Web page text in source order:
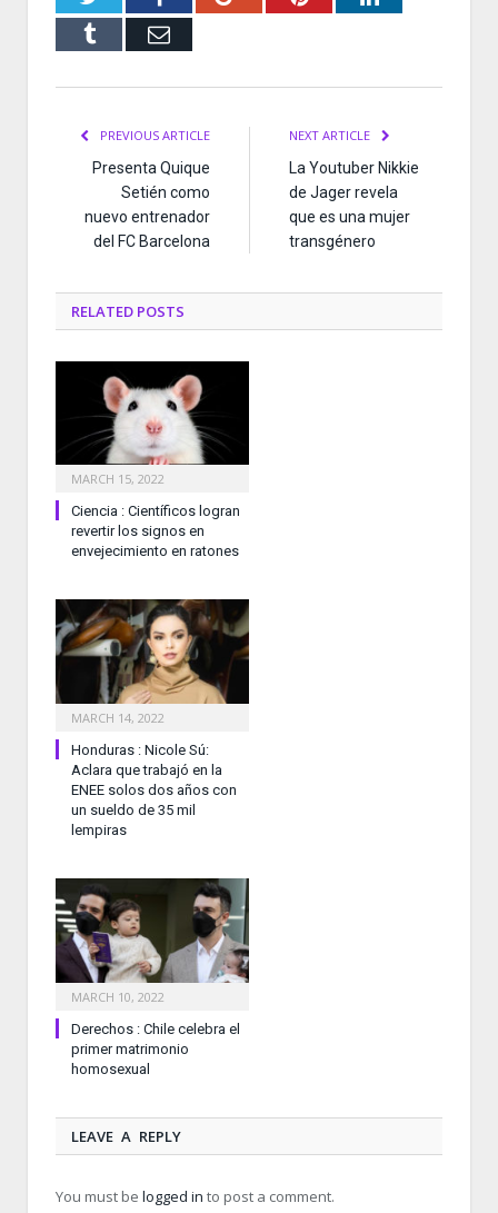
Tumblr Email
PREVIOUS ARTICLE
Presenta Quique
Setién como
nuevo entrenador
del FC Barcelona
NEXT ARTICLE
La Youtuber Nikkie
de Jager revela
que es una mujer
transgénero
RELATED POSTS
MARCH 15, 2022
Ciencia : Científicos logran
revertir los signos en
envejecimiento en ratones
MARCH 14, 2022
Honduras : Nicole Sú:
Aclara que trabajó en la
ENEE solos dos años con
un sueldo de 35 mil
lempiras
MARCH 10, 2022
Derechos : Chile celebra el
primer matrimonio
homosexual
LEAVE A REPLY
You must be logged in to post a comment.